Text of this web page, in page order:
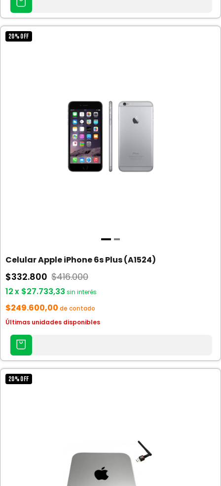
CARRITO
20%OFF
Celular Apple iPhone 6s Plus (A1524)
$332.800 $416.000
12x $27.733,33 sin interés
$249.600,00 de contado
Últimas unidades disponibles
AGREGAR
CARRITO
20%OFF